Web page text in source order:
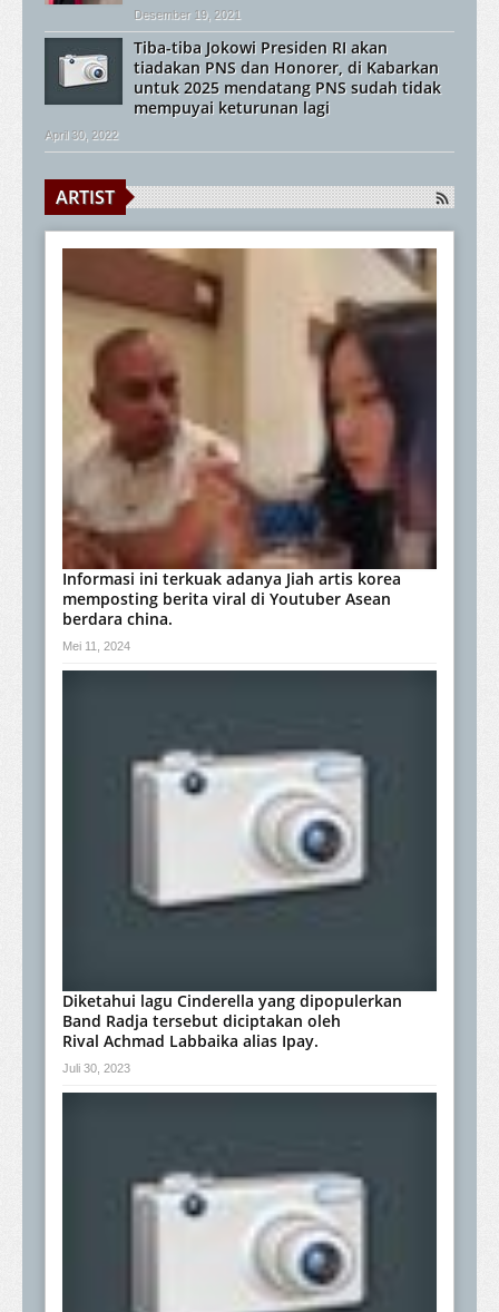
Desember 19, 2021
Tiba-tiba Jokowi Presiden RI akan
tiadakan PNS dan Honorer, di Kabarkan
untuk 2025 mendatang PNS sudah tidak
mempuyai keturunan lagi
April 30, 2022
ARTIST
Informasi ini terkuak adanya Jiah artis korea
memposting berita viral di Youtuber Asean
berdara china.
Mei 11, 2024
Diketahui lagu Cinderella yang dipopulerkan
Band Radja tersebut diciptakan oleh
Rival Achmad Labbaika alias Ipay.
Juli 30, 2023